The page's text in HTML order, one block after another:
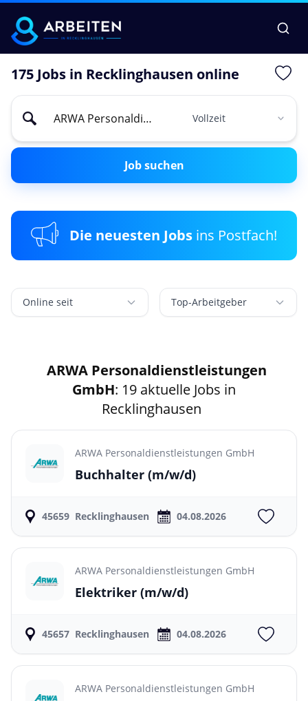
175 Jobs in Recklinghausen online
Job suchen
Die neuesten Jobs ins Postfach!
Online seit Top-Arbeitgeber
ARWA Personaldienstleistungen
GmbH: 19 aktuelle Jobs in
Recklinghausen
ARWA Personaldienstleistungen GmbH
Buchhalter (m/w/d)
45659 Recklinghausen 04.08.2026
ARWA Personaldienstleistungen GmbH
Elektriker (m/w/d)
45657 Recklinghausen 04.08.2026
ARWA Personaldienstleistungen GmbH